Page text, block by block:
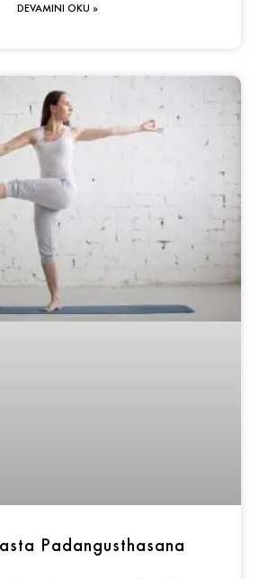
DEVAMINI OKU »
Padangusthasana